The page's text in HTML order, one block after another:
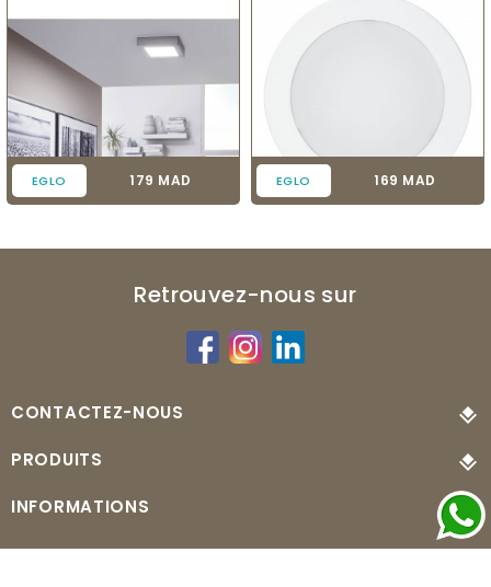
EGLO Prix
179 MAD EGLO Prix
169 MAD
Retrouvez-nous sur
CONTACTEZ-NOUS
PRODUITS
INFORMATIONS